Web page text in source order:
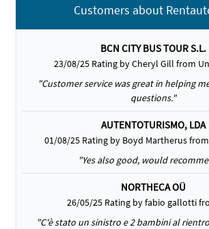
Customers about
BCN CITY BUS TOUR S.L.
23/08/25 Rating by Cheryl Gill from
"Customer service was great in helping
questions."
AUTENTOTURISMO, LDA
01/08/25 Rating by Boyd Martherus
"Yes also good, would
NORTHECA OÜ
26/05/25 Rating by fabio gallotti
"C'è stato un sinistro e 2 bambini al